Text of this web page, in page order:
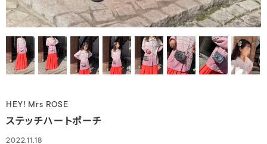
HEY! Mrs ROSE
ステッチハートポーチ
2022.11.18